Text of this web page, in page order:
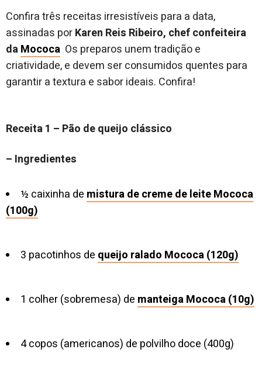
Confira três receitas irresistíveis para a data,
assinadas porKaren Reis Ribeiro, chef confeiteira
daMococa Os preparos unem tradição e
criatividade, e devem ser consumidos quentes para
garantir a textura e sabor ideais. Confira!
Receita 1 – Pão de queijo clássico
– Ingredientes
½ caixinha de mistura de creme de leite Mococa
(100g)
3 pacotinhos de queijo ralado Mococa (120g)
1 colher (sobremesa) de manteiga Mococa (10g)
4 copos (americanos) de polvilho doce (400g)